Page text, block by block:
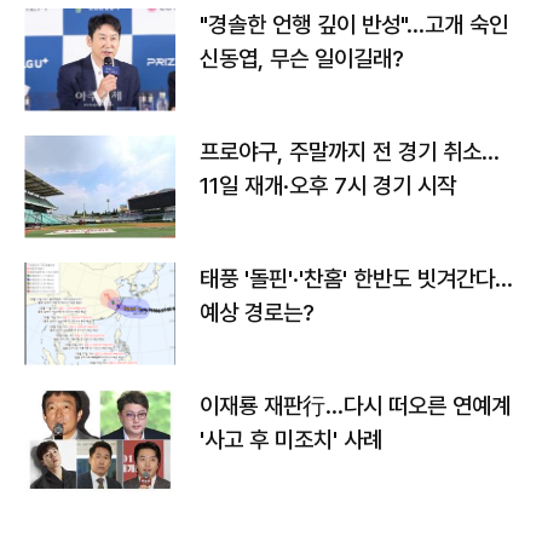
"경솔한 언행 깊이 반성"…고개 숙인
신동엽, 무슨 일이길래?
프로야구, 주말까지 전 경기 취소…
11일 재개·오후 7시 경기 시작
태풍 '돌핀'·'찬홈' 한반도 빗겨간다…
예상 경로는?
이재룡 재판行…다시 떠오른 연예계
'사고 후 미조치' 사례